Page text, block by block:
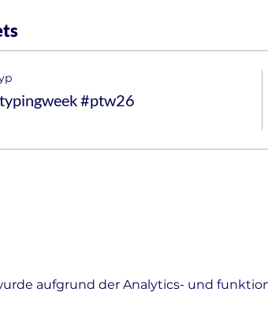
#ptw26
aufgrund der Analytics- und